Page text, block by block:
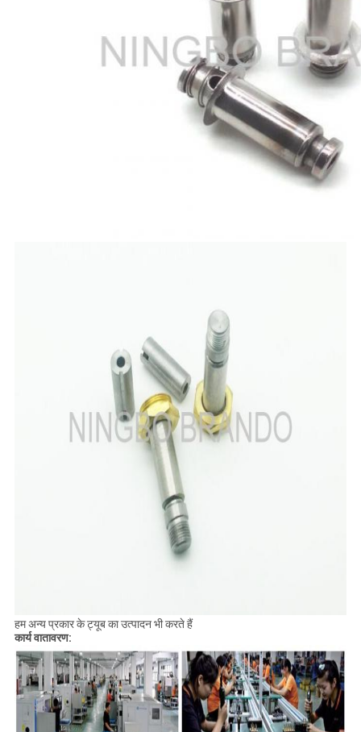
हम अन्य प्रकार के ट्यूब का उत्पादन भी करते हैं
कार्य वातावरण: